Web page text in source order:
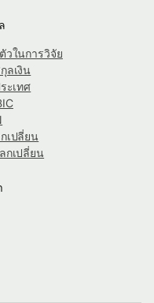
วในการวิจัย
ลเงิน
ะเทศ
เปลี่ยน
กเปลี่ยน